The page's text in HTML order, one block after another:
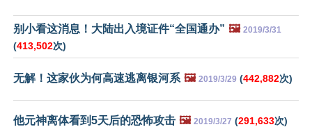
别小看这消息！大陆出入境证件“全国通办” 🖼️ 2019/3/31
(413,502次)
无解！这家伙为何高速逃离银河系 🖼️ 2019/3/29 (442,882次)
他元神离体看到5天后的恐怖攻击 🖼️ 2019/3/27 (291,633次)